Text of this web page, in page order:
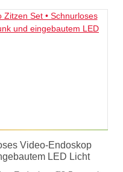
und eingebautem LED Licht